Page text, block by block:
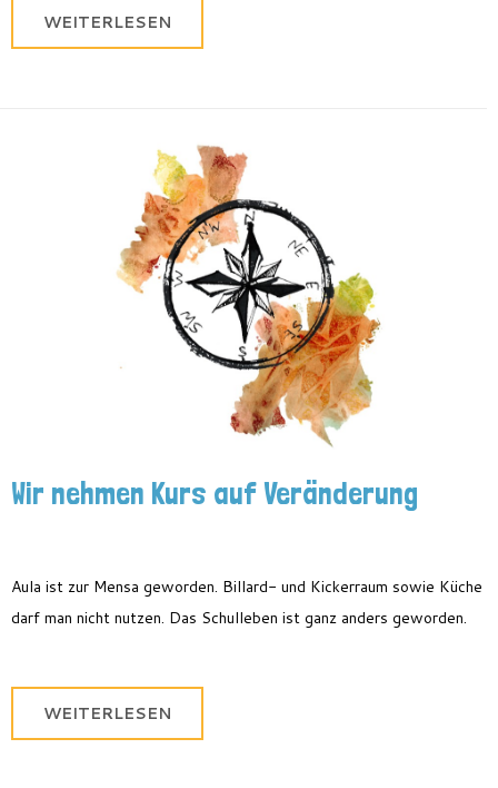
WEITERLESEN
Wir nehmen Kurs auf Veränderung
Aula ist zur Mensa geworden. Billard- und Kickerraum sowie Küche
darf man nicht nutzen. Das Schulleben ist ganz anders geworden.
WEITERLESEN